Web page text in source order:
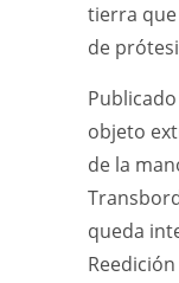
tierra
de
objeto
de la
queda